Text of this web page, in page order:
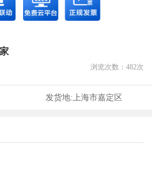
浏览次数： 482次
发货地:上海市嘉定区